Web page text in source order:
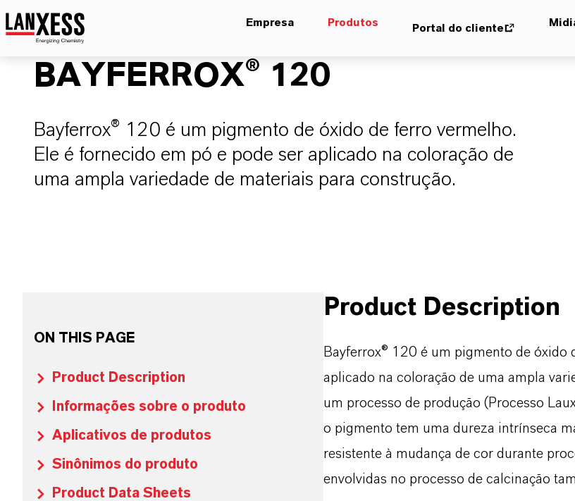
Empresa Produtos Portal do cliente
BAYFERROX® 120
Bayferrox® 120 é um pigmento de óxido de ferro vermelho.
Ele é fornecido em pó e pode ser aplicado na coloração de
uma ampla variedade de materiais para construção.
ON THIS PAGE
Product Description
Informações sobre o produto
Aplicativos de produtos
Sinônimos do produto
Product Data Sheets
Product Description
Bayferrox® 120 é um pigmento de óxido
aplicado na coloração de uma ampla
um processo de produção (Processo
o pigmento tem uma dureza intrínseca
resistente à mudança de cor durante
envolvidas no processo de calcinação